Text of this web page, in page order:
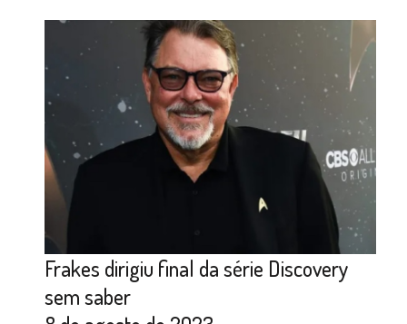
Frakes dirigiu final da série Discovery
sem saber